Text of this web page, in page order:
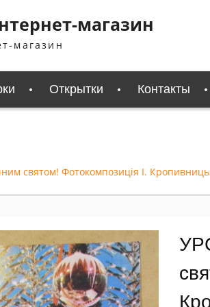
магазин
магазин
Открытки Контакты
святом! Фотокомпозиція І.